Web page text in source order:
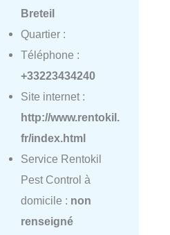
Breteil
Quartier :
Téléphone :
+33223434240
Site internet :
http://www.rentokil.
fr/index.html
Service Rentokil
Pest Control à
domicile : non
renseigné